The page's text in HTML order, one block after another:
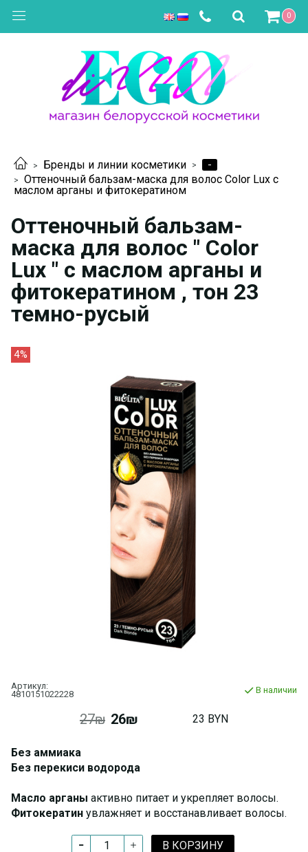
0
Бренды и линии косметики
-
Оттеночный бальзам-маска для волос Color Lux с
маслом арганы и фитокератином
Оттеночный бальзам-
маска для волос " Color
Lux " с маслом арганы и
фитокератином , тон 23
темно-русый
4%
Артикул:
4810151022228
В наличии
27₪ 26₪ 23 BYN
Без аммиака
Без перекиси водорода
Масло арганы активно питает и укрепляет волосы.
Фитокератин увлажняет и восстанавливает волосы.
В КОРЗИНУ